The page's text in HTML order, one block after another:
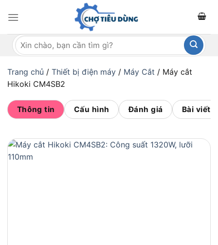
qua
dungTìm
kiếm:
Trang chủ / Thiết bị điện máy / Máy Cắt / Máy cắt
Hikoki CM4SB2
Thông tin Cấu hình Đánh giá Bài viết